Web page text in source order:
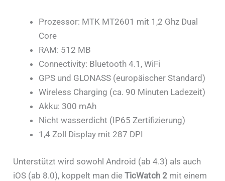
Prozessor: MTK MT2601 mit 1,2 Ghz Dual
Core
RAM: 512 MB
Connectivity: Bluetooth 4.1, WiFi
GPS und GLONASS (europäischer Standard)
Wireless Charging (ca. 90 Minuten Ladezeit)
Akku: 300 mAh
Nicht wasserdicht (IP65 Zertifizierung)
1,4 Zoll Display mit 287 DPI
Unterstützt wird sowohl Android (ab 4.3) als auch
iOS (ab 8.0), koppelt man die TicWatch 2mit einem